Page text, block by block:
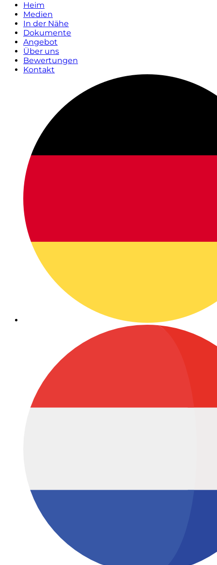
Heim
Medien
In der Nähe
Dokumente
Angebot
Über uns
Bewertungen
Kontakt